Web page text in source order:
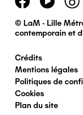
principal
© LaM - Lille
contemporain et
Pied
de
Crédits
Mentions légales
Politiques de
Cookies
Plan du site